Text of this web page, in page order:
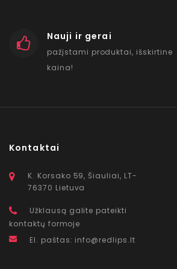
Nauji ir gerai
pažįstami produktai, išskirtine
kaina!
Kontaktai
K. Korsako 59, Šiauliai, LT-
76370 Lietuva
Užklausą galite pateikti
kontaktų formoje
El. paštas: info@redlips.lt